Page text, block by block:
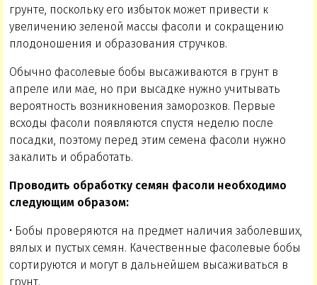
грунте, поскольку его избыток может привести к
увеличению зеленой массы фасоли и сокращению
плодоношения и образования стручков.
Обычно фасолевые бобы высаживаются в грунт в
апреле или мае, но при высадке нужно учитывать
вероятность возникновения заморозков. Первые
всходы фасоли появляются спустя неделю после
посадки, поэтому перед этим семена фасоли нужно
закалить и обработать.
Проводить обработку семян фасоли необходимо
следующим образом:
• Бобы проверяются на предмет наличия заболевших,
вялых и пустых семян. Качественные фасолевые бобы
сортируются и могут в дальнейшем высаживаться в
грунт.